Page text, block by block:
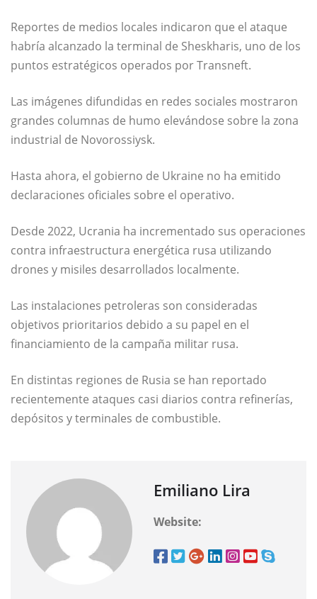
Reportes de medios locales indicaron que el ataque
habría alcanzado la terminal de Sheskharis, uno de los
puntos estratégicos operados porTransneft.
Las imágenes difundidas en redes sociales mostraron
grandes columnas de humo elevándose sobre la zona
industrial de Novorossiysk.
Hasta ahora, el gobierno de Ukraine no ha emitido
declaraciones oficiales sobre el operativo.
Desde 2022, Ucrania ha incrementado sus operaciones
contra infraestructura energética rusa utilizando
drones y misiles desarrollados localmente.
Las instalaciones petroleras son consideradas
objetivos prioritarios debido a su papel en el
financiamiento de la campaña militar rusa.
En distintas regiones de Rusia se han reportado
recientemente ataques casi diarios contra refinerías,
depósitos y terminales de combustible.
Emiliano Lira
Website: